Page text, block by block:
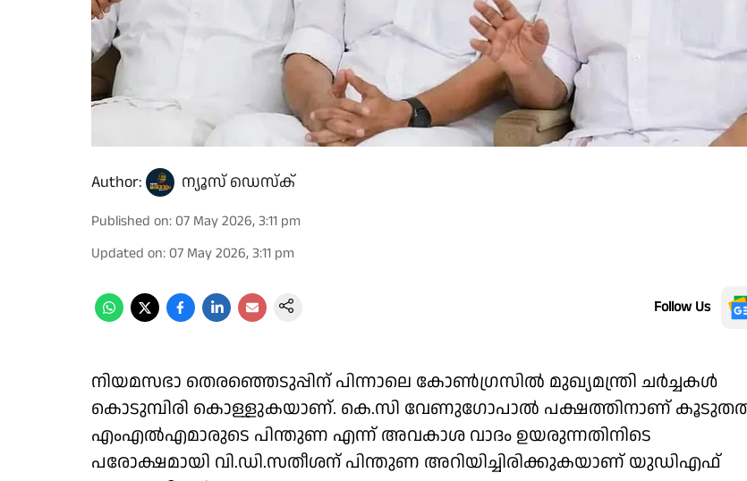
Author: ന്യൂസ് ഡെസ്ക്
Published on: 07 May 2026, 3:11 pm
Updated on: 07 May 2026, 3:11 pm
Follow Us
നിയമസഭാ തെരഞ്ഞെടുപ്പിന് പിന്നാലെ കോൺഗ്രസിൽ മുഖ്യമന്ത്രി ചർച്ചകൾ
കൊടുമ്പിരി കൊള്ളുകയാണ്. കെ.സി വേണുഗോപാൽ പക്ഷത്തിനാണ്
എംഎൽഎമാരുടെ പിന്തുണ എന്ന് അവകാശ വാദം ഉയരുന്നതിനിടെ
പരോക്ഷമായി വി.ഡി.സതീശന് പിന്തുണ അറിയിച്ചിരിക്കുകയാണ് യുഡിഎഫ്